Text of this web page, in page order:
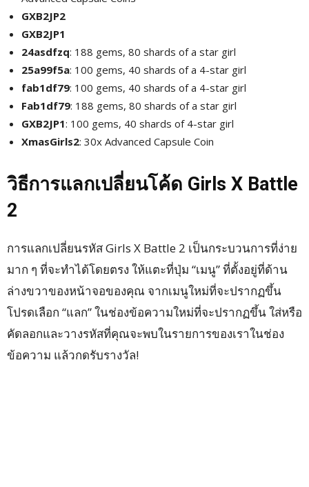
GXB2JP2
GXB2JP1
24asdfzq: 188 gems, 80 shards of a star girl
25a99f5a: 100 gems, 40 shards of a 4-star girl
fab1df79: 100 gems, 40 shards of a 4-star girl
Fab1df79: 188 gems, 80 shards of a star girl
GXB2JP1: 100 gems, 40 shards of 4-star girl
XmasGirls2: 30x Advanced Capsule Coin
วิธีการแลกเปลี่ยนโค้ด Girls X Battle
2
การแลกเปลี่ยนรหัส Girls X Battle 2 เป็นกระบวนการที่ง่าย
มาก ๆ ที่จะทำได้โดยตรง ให้แตะที่ปุ่ม “เมนู” ที่ตั้งอยู่ที่ด้าน
ล่างขวาของหน้าจอของคุณ จากเมนูใหม่ที่จะปรากฏขึ้น
โปรดเลือก “แลก” ในช่องข้อความใหม่ที่จะปรากฏขึ้น ใส่หรือ
คัดลอกและวางรหัสที่คุณจะพบในรายการของเราในช่อง
ข้อความ แล้วกดรับรางวัล!